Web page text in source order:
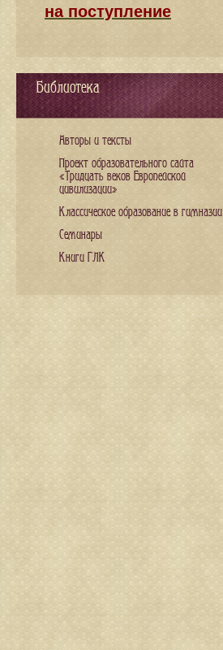
на поступление
Библиотека
Авторы и тексты
Проект образовательного сайта
«Тридцать веков Европейской
цивилизации»
Классическое образование в гимназии
Семинары
Книги ГЛК